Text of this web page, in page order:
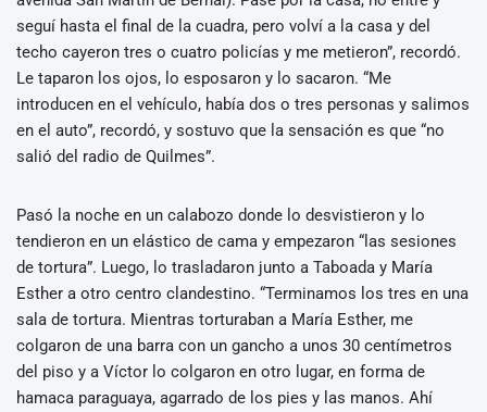
seguí hasta el final de la cuadra, pero volví a la casa y del
techo cayeron tres o cuatro policías y me metieron”, recordó.
Le taparon los ojos, lo esposaron y lo sacaron. “Me
introducen en el vehículo, había dos o tres personas y salimos
en el auto”, recordó, y sostuvo que la sensación es que “no
salió del radio de Quilmes”.
Pasó la noche en un calabozo donde lo desvistieron y lo
tendieron en un elástico de cama y empezaron “las sesiones
de tortura”. Luego, lo trasladaron junto a Taboada y María
Esther a otro centro clandestino. “Terminamos los tres en una
sala de tortura. Mientras torturaban a María Esther, me
colgaron de una barra con un gancho a unos 30 centímetros
del piso y a Víctor lo colgaron en otro lugar, en forma de
hamaca paraguaya, agarrado de los pies y las manos. Ahí